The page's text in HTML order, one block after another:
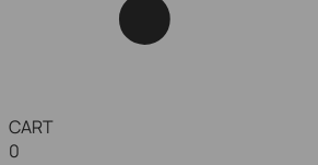
CART
0